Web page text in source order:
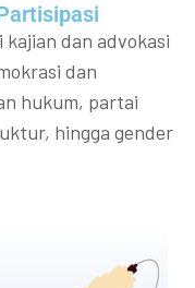
dan advokasi
dan
hukum, partai
hingga gender